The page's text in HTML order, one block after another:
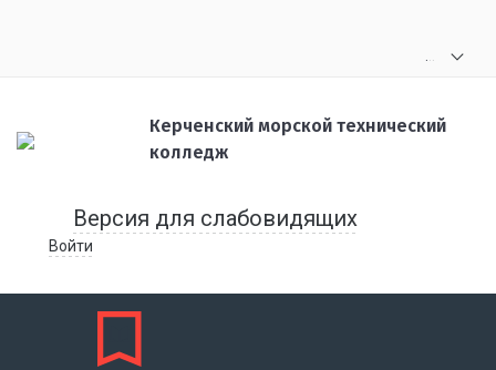
Керченский морской технический
колледж
Версия для слабовидящих
Войти